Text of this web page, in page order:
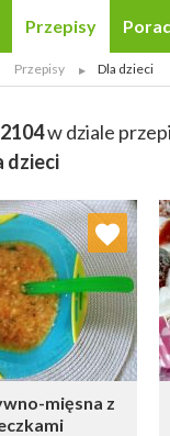
Przepisy
Przepisy Dla dzieci
2104w dziale
dzieci
mięsna z
do ulubionych
Wybierz listę: